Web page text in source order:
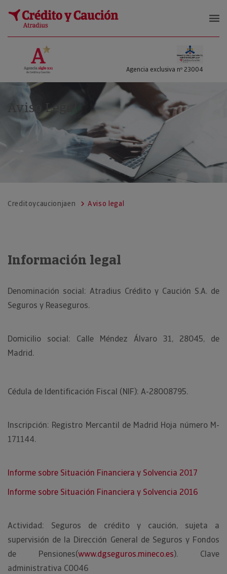
Manuel Garrido y Asociados S L
Agencia exclusiva nº 23004
Aviso Legal
Creditoycaucionjaen Aviso legal
Información legal
Denominación social: Atradius Crédito y Caución S.A. de
Seguros y Reaseguros.
Domicilio social: Calle Méndez Álvaro 31, 28045, de
Madrid.
Cédula de Identificación Fiscal (NIF): A-28008795.
Inscripción: Registro Mercantil de Madrid Hoja número M-
171144.
Informe sobre Situación Financiera y Solvencia 2017
Informe sobre Situación Financiera y Solvencia 2016
Actividad: Seguros de crédito y caución, sujeta a
supervisión de la Dirección General de Seguros y Fondos
de Pensiones(www.dgseguros.mineco.es). Clave
administrativa C0046